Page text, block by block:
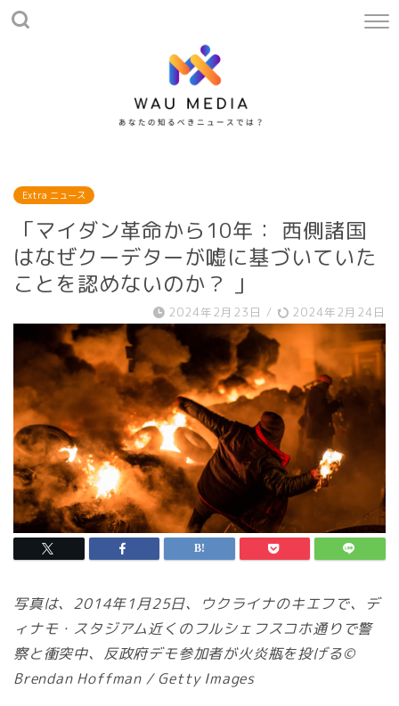
Extra ニュース
「マイダン革命から10年： 西側諸国
はなぜクーデターが嘘に基づいていた
ことを認めないのか？ 」
2024年2月23日 / 2024年2月24日
写真は、2014年1月25日、ウクライナのキエフで、デ
ィナモ・スタジアム近くのフルシェフスコホ通りで警
察と衝突中、反政府デモ参加者が火炎瓶を投げる©
Brendan Hoffman / Getty Images